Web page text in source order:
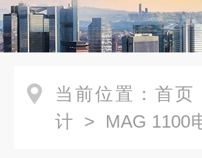
当前位置： 首页
计 > MAG 1100